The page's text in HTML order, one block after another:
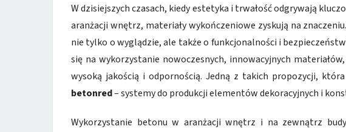
W dzisiejszych czasach, kiedy estetyka i trwałość odgrywają
aranżacji wnętrz, materiały wykończeniowe zyskują na
nie tylko o wyglądzie, ale także o funkcjonalności i
się na wykorzystanie nowoczesnych, innowacyjnych
wysoką jakością i odpornością. Jedną z takich propozycji,
betonred– systemy do produkcji elementów dekoracyjnych i
Wykorzystanie betonu w aranżacji wnętrz i na zewnątrz